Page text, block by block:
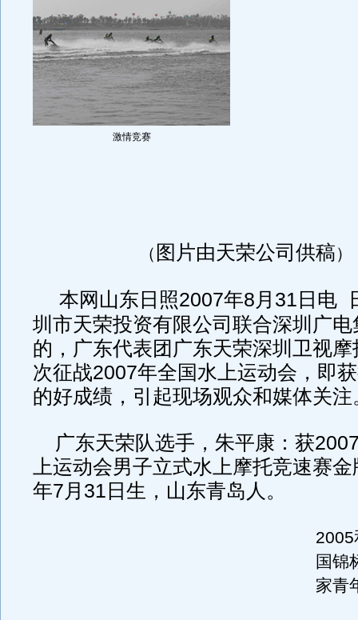
激情竞赛
（ 图片由天荣公司供稿）
本网山东日照2007年8 月 31 日 电
圳市天荣投资有限公司联合深圳广电
的，广东代表团广东天荣深圳卫视
次征战2007年全国水上运动会，即
的好成绩，引起现场观众和媒体关注
广东天荣队选手，朱平康：获
上运动会男子立式水上摩托竞速赛
年7 月 31 日 生，山东青岛人。
2005
国锦
家青